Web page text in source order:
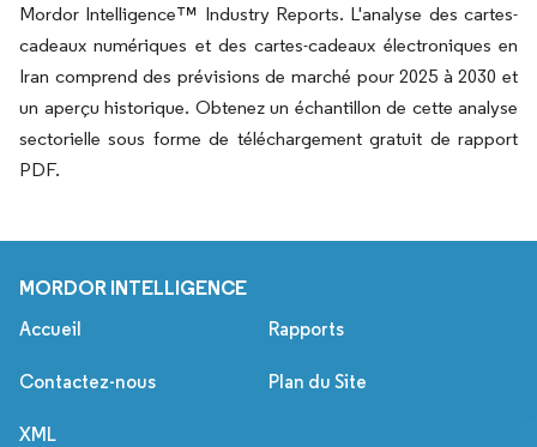
Mordor Intelligence™ Industry Reports. L'analyse des cartes-
cadeaux numériques et des cartes-cadeaux électroniques en
Iran comprend des prévisions de marché pour 2025 à 2030 et
un aperçu historique. Obtenez un échantillon de cette analyse
sectorielle sous forme de téléchargement gratuit de rapport
PDF.
MORDOR INTELLIGENCE
Accueil Rapports
Contactez-nous Plan du Site
XML